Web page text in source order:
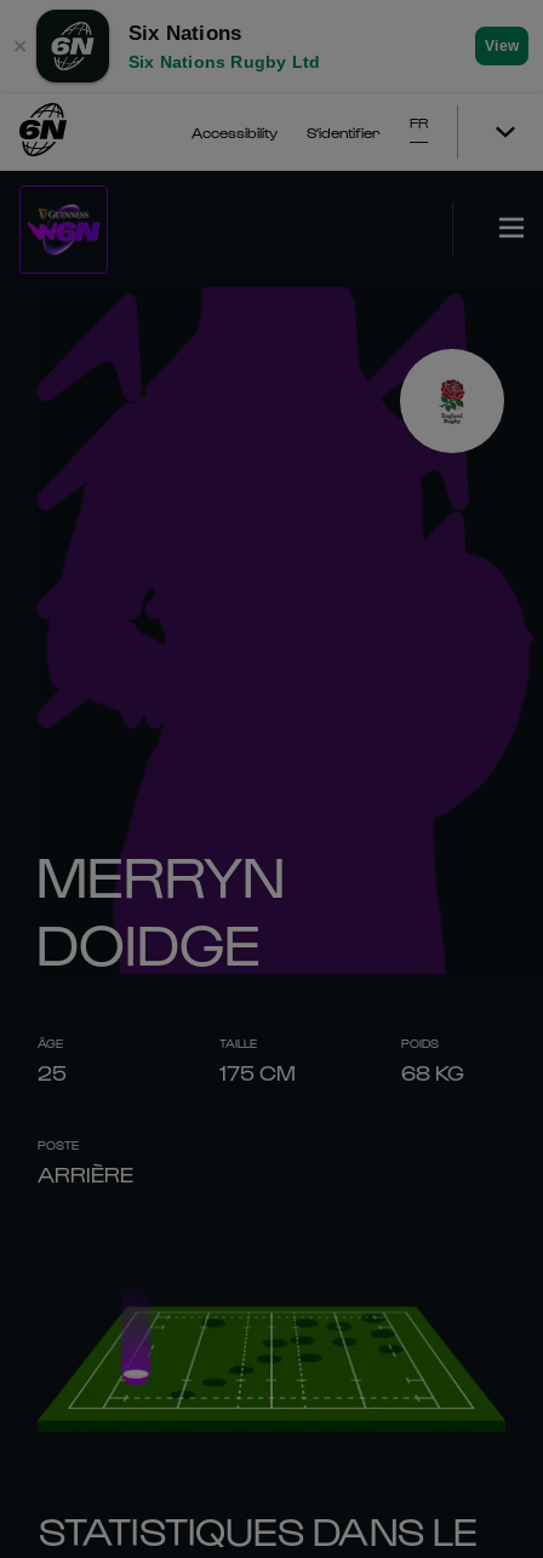
✕
Six Nations
Six Nations Rugby Ltd
View
Accessibility S'identifier
FR
MERRYN
DOIDGE
ÂGE
25
TAILLE
175 CM
POIDS
68 KG
POSTE
ARRIÈRE
STATISTIQUES DANS LE